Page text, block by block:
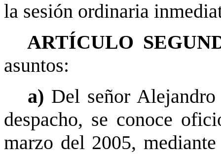
la sesión ordinaria
ARTÍCULO
asuntos:
a) Del señor
despacho, se conoce
marzo del 2005,